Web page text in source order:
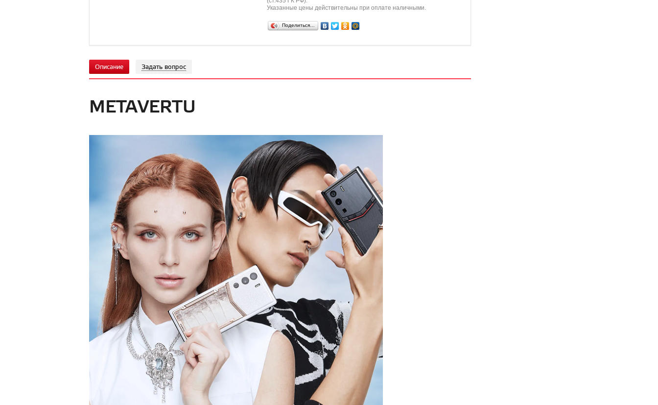
Указанные цены действительны при оплате наличными.
Поделиться…
Описание Задать вопрос
METAVERTU